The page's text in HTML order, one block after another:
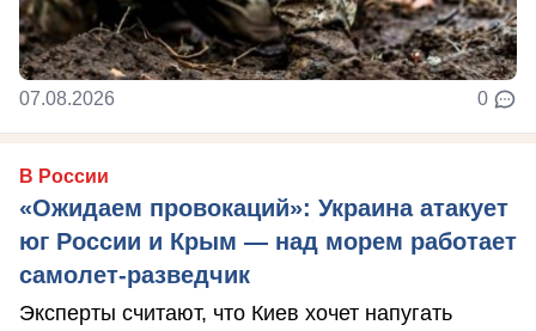
07.08.2026 0
В России
«Ожидаем провокаций»: Украина атакует
юг России и Крым — над морем работает
самолет-разведчик
Эксперты считают, что Киев хочет напугать